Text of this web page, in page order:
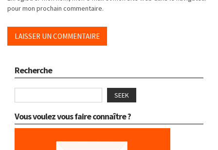
pour mon prochain commentaire.
Recherche
SEEK
Vous voulez vous faire connaître ?